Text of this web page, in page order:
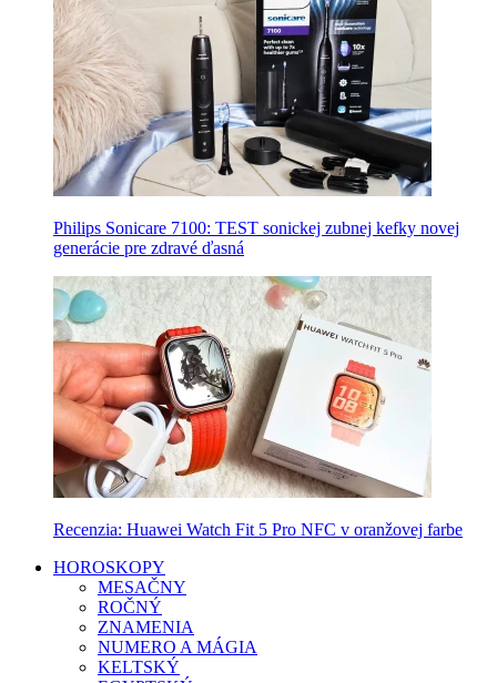
Philips Sonicare 7100: TEST sonickej zubnej kefky novej
generácie pre zdravé ďasná
Recenzia: Huawei Watch Fit 5 Pro NFC v oranžovej farbe
HOROSKOPY
MESAČNY
ROČNÝ
ZNAMENIA
NUMERO A MÁGIA
KELTSKÝ